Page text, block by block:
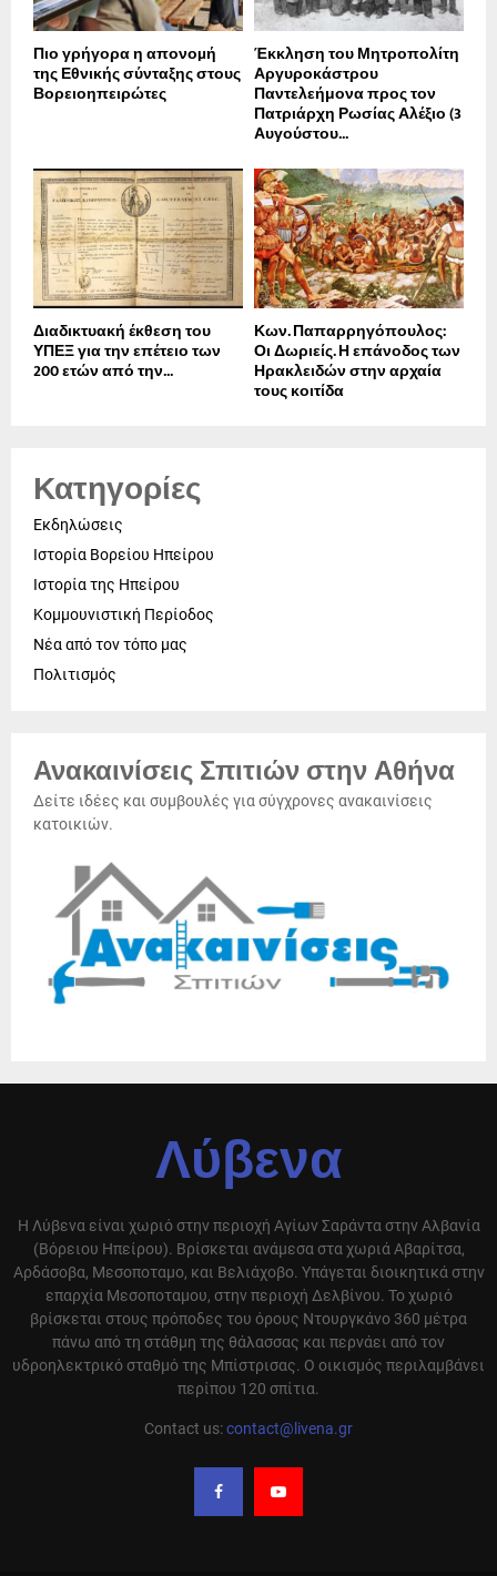
Πιο γρήγορα η απονοµή
της Εθνικής σύνταξης στους
Βορειοηπειρώτες
Έκκληση του Μητροπολίτη
Αργυροκάστρου
Παντελεήμονα προς τον
Πατριάρχη Ρωσίας Αλέξιο (3
Αυγούστου...
Διαδικτυακή έκθεση του
ΥΠΕΞ για την επέτειο των
200 ετών από την...
Κων. Παπαρρηγόπουλος:
Οι Δωριείς. Η επάνοδος των
Ηρακλειδών στην αρχαία
τους κοιτίδα
Κατηγορίες
Εκδηλώσεις
Ιστορία Βορείου Ηπείρου
Ιστορία της Ηπείρου
Κομμουνιστική Περίοδος
Νέα από τον τόπο μας
Πολιτισμός
Ανακαινίσεις Σπιτιών στην Αθήνα
Δείτε ιδέες και συμβουλές για σύγχρονες ανακαινίσεις
κατοικιών.
Λύβενα
Η Λύβενα είναι χωριό στην περιοχή Αγίων Σαράντα στην Αλβανία
(Βόρειου Ηπείρου). Βρίσκεται ανάμεσα στα χωριά Αβαρίτσα,
Αρδάσοβα, Μεσοποταμο, και Βελιάχοβο. Υπάγεται διοικητικά στην
επαρχία Μεσοποταμου, στην περιοχή Δελβίνου. Το χωριό
βρίσκεται στους πρόποδες του όρους Ντουργκάνο 360 μέτρα
πάνω από τη στάθμη της θάλασσας και περνάει από τον
υδροηλεκτρικό σταθμό της Μπίστρισας. Ο οικισμός περιλαμβάνει
περίπου 120 σπίτια.
Contact us:contact@livena.gr